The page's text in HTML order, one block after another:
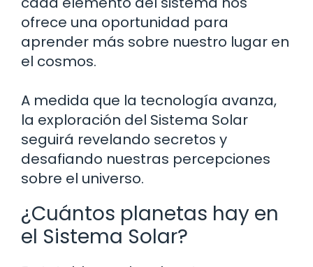
ofrece una oportunidad para
aprender más sobre nuestro lugar en
el cosmos.
A medida que la tecnología avanza,
la exploración del Sistema Solar
seguirá revelando secretos y
desafiando nuestras percepciones
sobre el universo.
¿Cuántos planetas hay en
el Sistema Solar?